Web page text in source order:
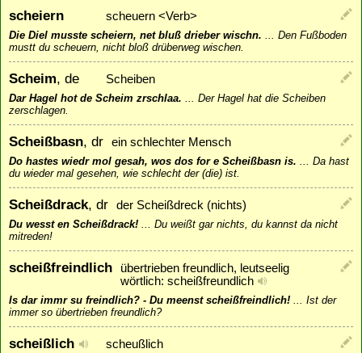
scheiern scheuern <Verb>
Die Diel musste scheiern, net bluß drieber wischn. ... Den Fußboden
mustt du scheuern, nicht bloß drüberweg wischen.
Scheim, de Scheiben
Dar Hagel hot de Scheim zrschlaa. ... Der Hagel hat die Scheiben
zerschlagen.
Scheißbasn, dr ein schlechter Mensch
Do hastes wiedr mol gesah, wos dos for e Scheißbasn is. ... Da hast
du wieder mal gesehen, wie schlecht der (die) ist.
Scheißdrack, dr der Scheißdreck (nichts)
Du wesst en Scheißdrack! ... Du weißt gar nichts, du kannst da nicht
mitreden!
scheißfreindlich
übertrieben freundlich, leutseelig
wörtlich: scheißfreundlich
Is dar immr su freindlich? - Du meenst scheißfreindlich! ... Ist der
immer so übertrieben freundlich?
scheißlich scheußlich